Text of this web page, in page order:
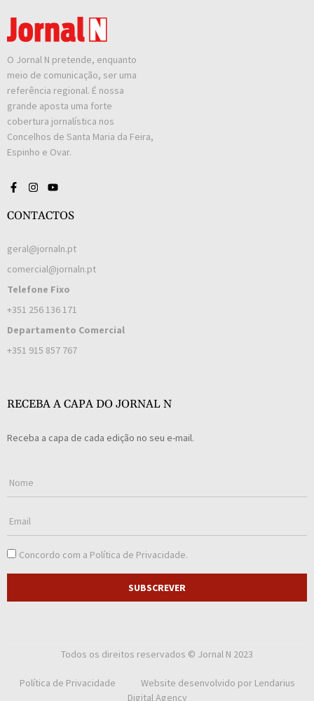
O Jornal N pretende, enquanto
meio de comunicação, ser uma
referência regional. É nossa
grande aposta uma forte
cobertura jornalística nos
Concelhos de Santa Maria da Feira,
Espinho e Ovar.
CONTACTOS
geral@jornaln.pt
comercial@jornaln.pt
Telefone Fixo
+351 256 136 171
Departamento Comercial
+351 915 857 767
RECEBA A CAPA DO JORNAL N
Receba a capa de cada edição no seu e-mail.
Concordo com a Política de Privacidade.
SUBSCREVER
Todos os direitos reservados © Jornal N 2023
Política de Privacidade Website desenvolvido por Lendarius
Digital Agency